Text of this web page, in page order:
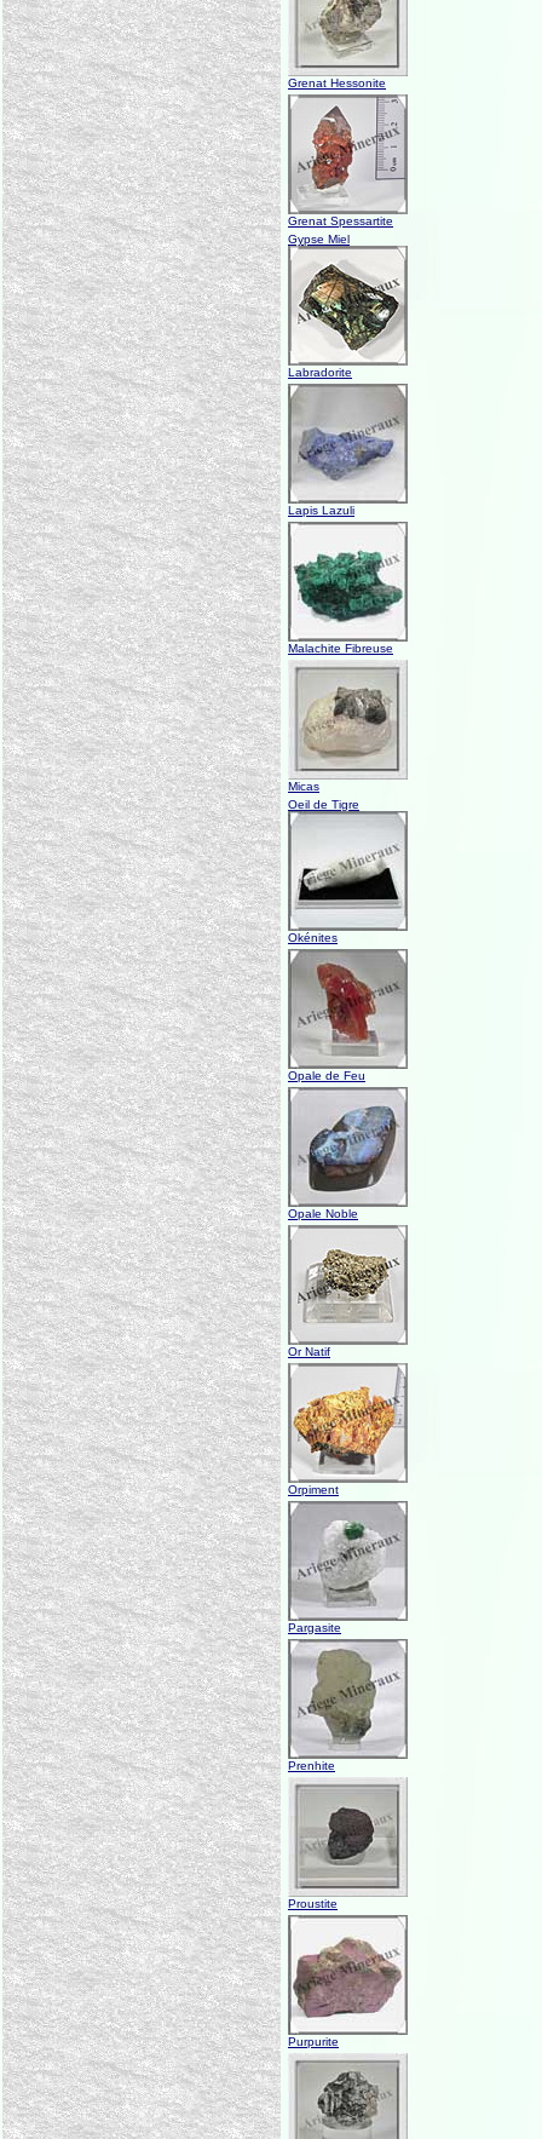
Grenat Hessonite
Grenat Spessartite
Gypse Miel
Labradorite
Lapis Lazuli
Malachite Fibreuse
Micas
Oeil de Tigre
Okénites
Opale de Feu
Opale Noble
Or Natif
Orpiment
Pargasite
Prenhite
Proustite
Purpurite